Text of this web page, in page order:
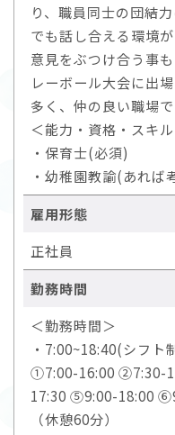
り、職員同士の団結
でも話し合える環境
意見をぶつけ合う事
レーボール大会に出
多く、仲の良い職場で
＜能力・資格・スキ
・保育士(必須)
・幼稚園教諭(あれば
雇用形態
正社員
勤務時間
＜勤務時間＞
・7:00~18:40(シフト
①7:00-16:00 ②7:30-
17:30 ⑤9:00-18:00
（休憩60分）